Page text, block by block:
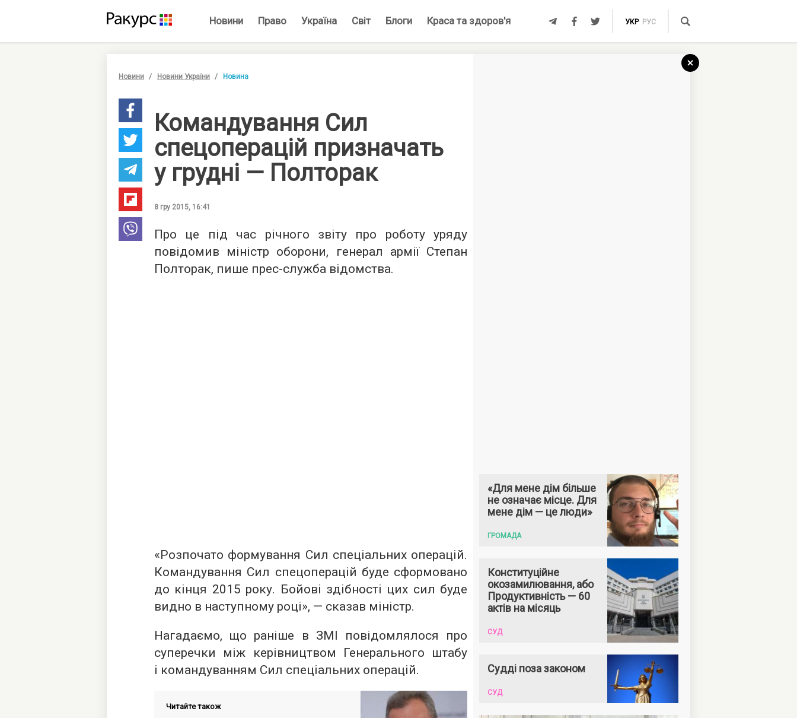
Новини Право Україна Світ Блоги Краса та здоров'я УКР РУС
Новини Новини України Новина
Командування Сил
спецоперацій призначать
у грудні — Полторак
8 гру 2015, 16:41
Про це під час річного звіту про роботу уряду
повідомив міністр оборони, генерал армії Степан
Полторак, пише прес-служба відомства.
«Розпочато формування Сил спеціальних операцій.
Командування Сил спецоперацій буде сформовано
до кінця 2015 року. Бойові здібності цих сил буде
видно в наступному році», — сказав міністр.
Нагадаємо, що раніше в ЗМІ повідомлялося про
суперечки між керівництвом Генерального штабу
і командуванням Сил спеціальних операцій.
Читайте також
«Для мене дім більше
не означає місце. Для
мене дім — це люди»
ГРОМАДА
Конституційне
окозамилювання, або
Продуктивність — 60
актів на місяць
СУД
Судді поза законом
СУД